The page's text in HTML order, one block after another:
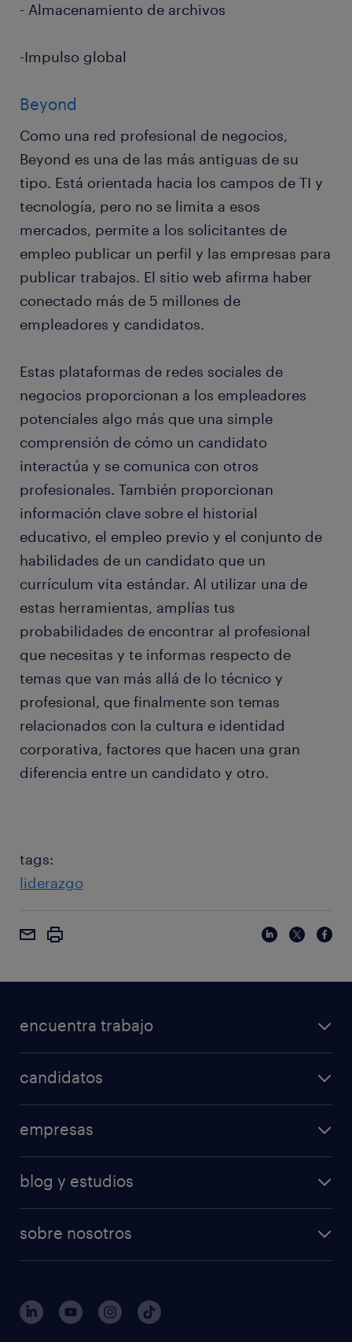
- Almacenamiento de archivos
-Impulso global
Beyond
Como una red profesional de negocios,
Beyond es una de las más antiguas de su
tipo. Está orientada hacia los campos de TI y
tecnología, pero no se limita a esos
mercados, permite a los solicitantes de
empleo publicar un perfil y las empresas para
publicar trabajos. El sitio web afirma haber
conectado más de 5 millones de
empleadores y candidatos.
Estas plataformas de redes sociales de
negocios proporcionan a los empleadores
potenciales algo más que una simple
comprensión de cómo un candidato
interactúa y se comunica con otros
profesionales. También proporcionan
información clave sobre el historial
educativo, el empleo previo y el conjunto de
habilidades de un candidato que un
currículum vita estándar. Al utilizar una de
estas herramientas, amplías tus
probabilidades de encontrar al profesional
que necesitas y te informas respecto de
temas que van más allá de lo técnico y
profesional, que finalmente son temas
relacionados con la cultura e identidad
corporativa, factores que hacen una gran
diferencia entre un candidato y otro.
tags:
liderazgo
encuentra trabajo
candidatos
empresas
blog y estudios
sobre nosotros